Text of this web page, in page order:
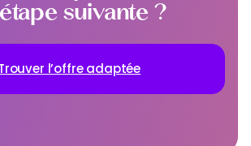
suivante ?
l’offre adaptée